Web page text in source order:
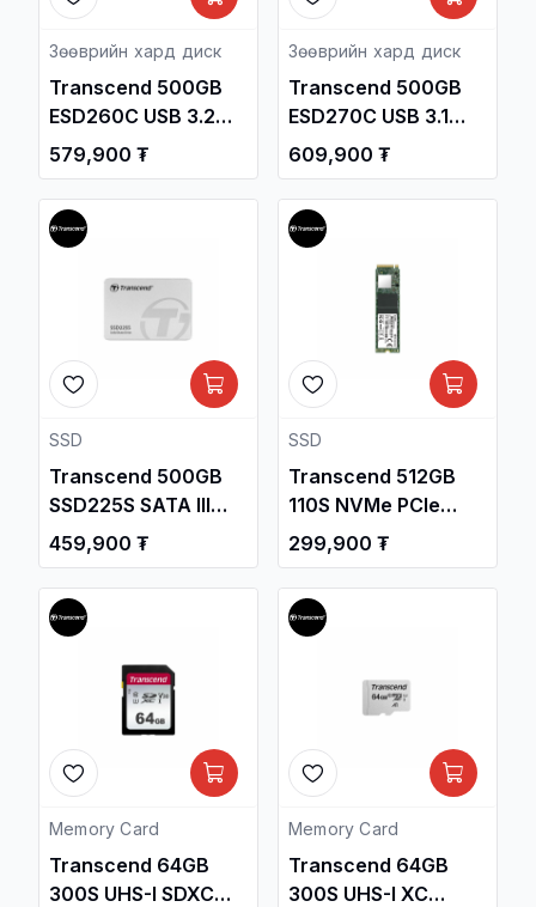
Зөөврийн хард диск
Transcend 500GB
ESD260C USB 3.2
Gen2 Type-C
Portable SSD
TS500GESD260C /
Зөөврийн Хард /
579,900 ₮
Зөөврийн хард диск
Transcend 500GB
ESD270C USB 3.1
Gen2 Type-C
Portable SSD
TS500GESD270C /
Зөөврийн Хард /
609,900 ₮
SSD
Transcend 500GB
SSD225S SATA III
2.5-Inch Internal SSD
/TS500GSSD225S/
459,900 ₮
SSD
Transcend 512GB
110S NVMe PCIe
Gen3 M.2 2280
Internal SSD
/TS512GMTE110S/
299,900 ₮
Memory Card
Transcend 64GB
300S UHS-I SDXC
Memory Card
Transcend 64GB
300S UHS-I XC